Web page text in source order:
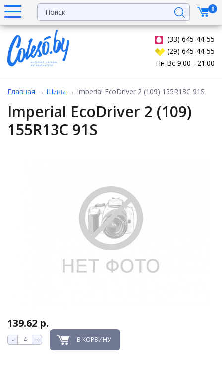
(33) 645-44-55
(29) 645-44-55
Пн-Вс 9:00 - 21:00
0
Главная → Шины → Imperial EcoDriver 2 (109) 155R13C 91S
Imperial EcoDriver 2 (109)
155R13C 91S
139.62 р.
- + В КОРЗИНУ